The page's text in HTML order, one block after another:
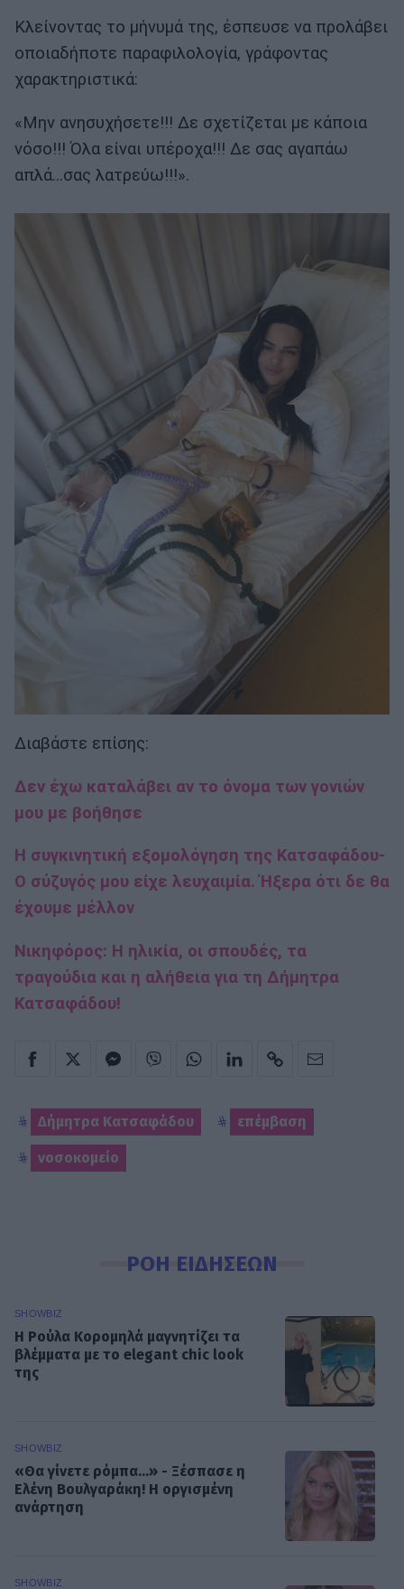
Κλείνοντας το μήνυμά της, έσπευσε να προλάβει
οποιαδήποτε παραφιλολογία, γράφοντας
χαρακτηριστικά:
«Μην ανησυχήσετε!!! Δε σχετίζεται με κάποια
νόσο!!! Όλα είναι υπέροχα!!! Δε σας αγαπάω
απλά…σας λατρεύω!!!».
Διαβάστε επίσης:
Δεν έχω καταλάβει αν το όνομα των γονιών
μου με βοήθησε
Η συγκινητική εξομολόγηση της Κατσαφάδου-
Ο σύζυγός μου είχε λευχαιμία. Ήξερα ότι δε θα
έχουμε μέλλον
Νικηφόρος: Η ηλικία, οι σπουδές, τα
τραγούδια και η αλήθεια για τη Δήμητρα
Κατσαφάδου!
Δήμητρα Κατσαφάδου επέμβαση
νοσοκομείο
ΡΟΗ ΕΙΔΗΣΕΩΝ
SHOWBIZ
Η Ρούλα Κορομηλά μαγνητίζει τα
βλέμματα με το elegant chic look
της
SHOWBIZ
«Θα γίνετε ρόμπα…» - Ξέσπασε η
Ελένη Βουλγαράκη! Η οργισμένη
ανάρτηση
SHOWBIZ